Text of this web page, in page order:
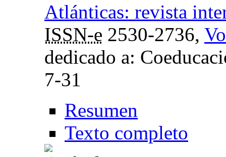
Atlánticas: revista
ISSN-e 2530-2736,
dedicado a:
7-31
Resumen
Texto completo